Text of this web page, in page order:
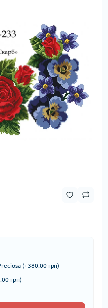
(+380.00 грн)
грн)